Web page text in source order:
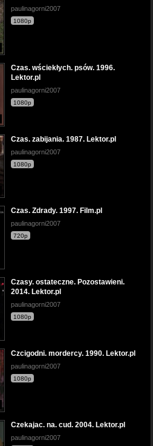
paulinagorni2007
1080p
Czas. wściekłych. psów. 1996.
Lektor.pl
paulinagorni2007
1080p
Czas. zabijania. 1987. Lektor.pl
paulinagorni2007
1080p
Czas. Zdrady. 1997. Film.pl
paulinagorni2007
720p
Czasy. ostateczne. Pozostawieni.
2014. Lektor.pl
paulinagorni2007
1080p
Czcigodni. mordercy. 1990. Lektor.pl
paulinagorni2007
1080p
Czekajac. na. cud. 2004. Lektor.pl
paulinagorni2007